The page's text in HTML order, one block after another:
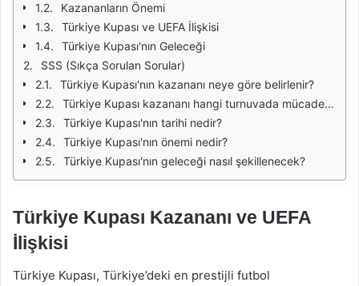
Kazananların Önemi
Türkiye Kupası ve UEFA İlişkisi
Türkiye Kupası'nın Geleceği
SSS (Sıkça Sorulan Sorular)
Türkiye Kupası'nın kazananı neye göre belirlenir?
Türkiye Kupası kazananı hangi turnuvada mücadele eder?
Türkiye Kupası'nın tarihi nedir?
Türkiye Kupası'nın önemi nedir?
Türkiye Kupası'nın geleceği nasıl şekillenecek?
Türkiye Kupası Kazananı ve UEFA
İlişkisi
Türkiye Kupası, Türkiye’deki en prestijli futbol